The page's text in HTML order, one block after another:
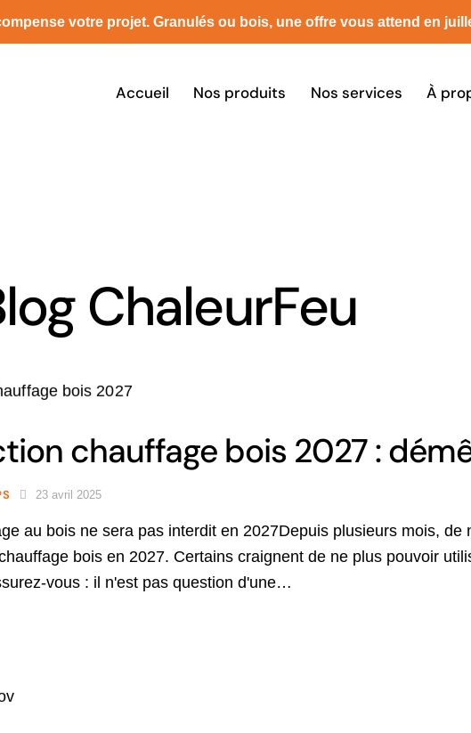
votre projet.Granulés ou bois, une offre vous attend en
Accueil Nos produits Nos services À
ChaleurFeu
chauffage bois 2027 :
23 avril 2025
au bois ne sera pas interdit en 2027​ Depuis plusieurs mois,
bois en 2027. Certains craignent de ne plus pouvoir
vous : il n'est pas question d'une…